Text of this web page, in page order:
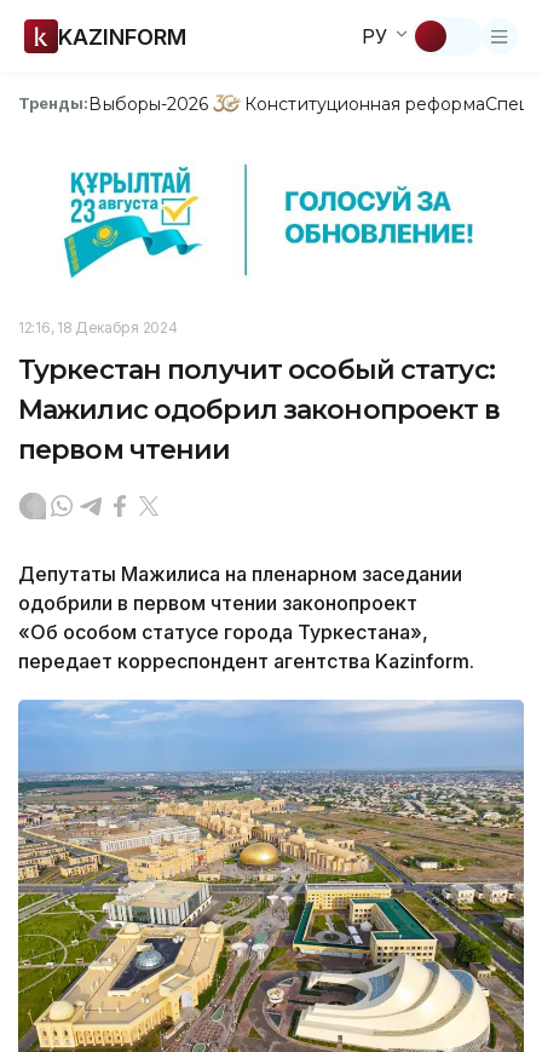
KAZINFORM РУ
Тренды:Выборы-2026 Конституционная реформа
12:16, 18 Декабря 2024
Туркестан получит особый статус:
Мажилис одобрил законопроект в
первом чтении
Депутаты Мажилиса на пленарном заседании
одобрили в первом чтении законопроект
«Об особом статусе города Туркестана»,
передает корреспондент агентства Kazinform.